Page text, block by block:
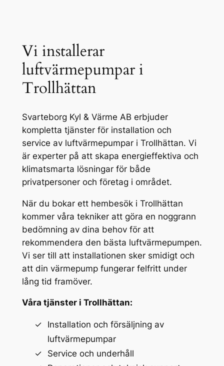
Vi installerar
luftvärmepumpar i
Trollhättan
Svarteborg Kyl & Värme AB erbjuder
kompletta tjänster för installation och
service av luftvärmepumpar i Trollhättan. Vi
är experter på att skapa energieffektiva och
klimatsmarta lösningar för både
privatpersoner och företag i området.
När du bokar ett hembesök i Trollhättan
kommer våra tekniker att göra en noggrann
bedömning av dina behov för att
rekommendera den bästa luftvärmepumpen.
Vi ser till att installationen sker smidigt och
att din värmepump fungerar felfritt under
lång tid framöver.
Våra tjänster i Trollhättan:
Installation och försäljning av
luftvärmepumpar
Service och underhåll